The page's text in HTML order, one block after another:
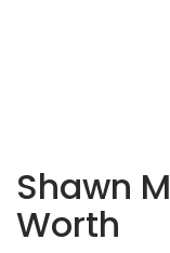
Shawn
Worth